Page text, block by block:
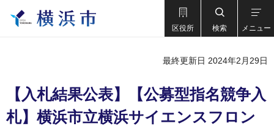
区役所 検索 メニュー
最終更新日 2024年2月29日
【入札結果公表】【公募型指名競争入
札】横浜市立横浜サイエンスフロン